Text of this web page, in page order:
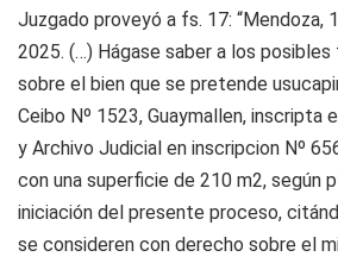
Juzgado proveyó a fs. 17: “Mendoza,
2025. (…) Hágase saber a los
sobre el bien que se pretende
Ceibo Nº 1523, Guaymallen, inscripta
y Archivo Judicial en inscripcion Nº
con una superficie de 210 m2, según
iniciación del presente proceso,
se consideren con derecho sobre el